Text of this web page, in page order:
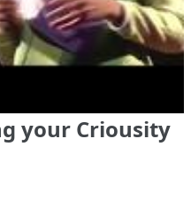
your Criousity